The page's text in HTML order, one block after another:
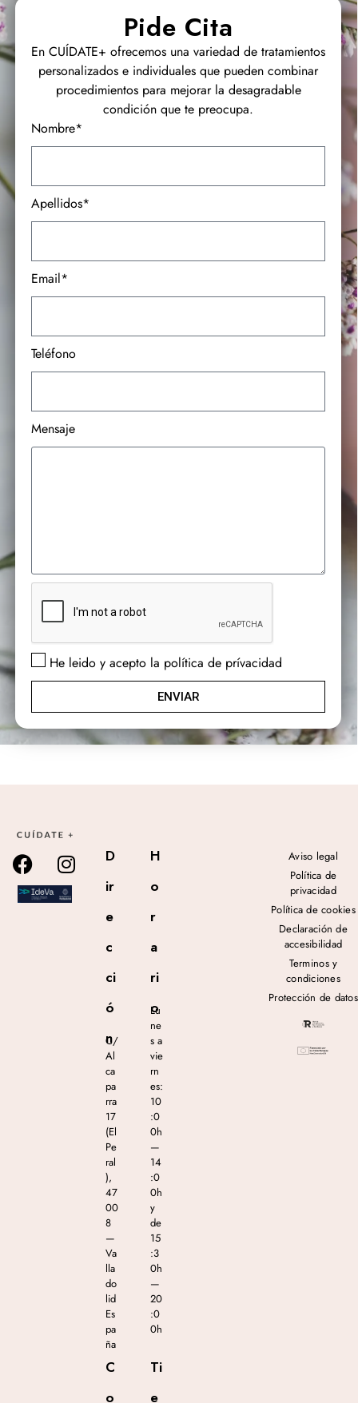
Pide Cita
En CUÍDATE+ ofrecemos una variedad de tratamientos
personalizados e individuales que pueden combinar
procedimientos para mejorar la desagradable
condición que te preocupa.
Nombre*
Apellidos*
Email*
Teléfono
Mensaje
He leido y acepto la política de prívacidad
ENVIAR
D
ir
e
c
ci
ó
n
C/
Al
ca
pa
rra
17
(El
Pe
ral
),
47
00
8
—
Va
lla
do
lid
Es
pa
ña
C
o
H
o
r
a
ri
o
Lu
ne
s a
vie
rn
es:
10
:0
0h
—
14
:0
0h
y
de
15
:3
0h
—
20
:0
0h
Ti
e
Aviso legal
Política de
privacidad
Política de cookies
Declaración de
accesibilidad
Terminos y
condiciones
Protección de datos